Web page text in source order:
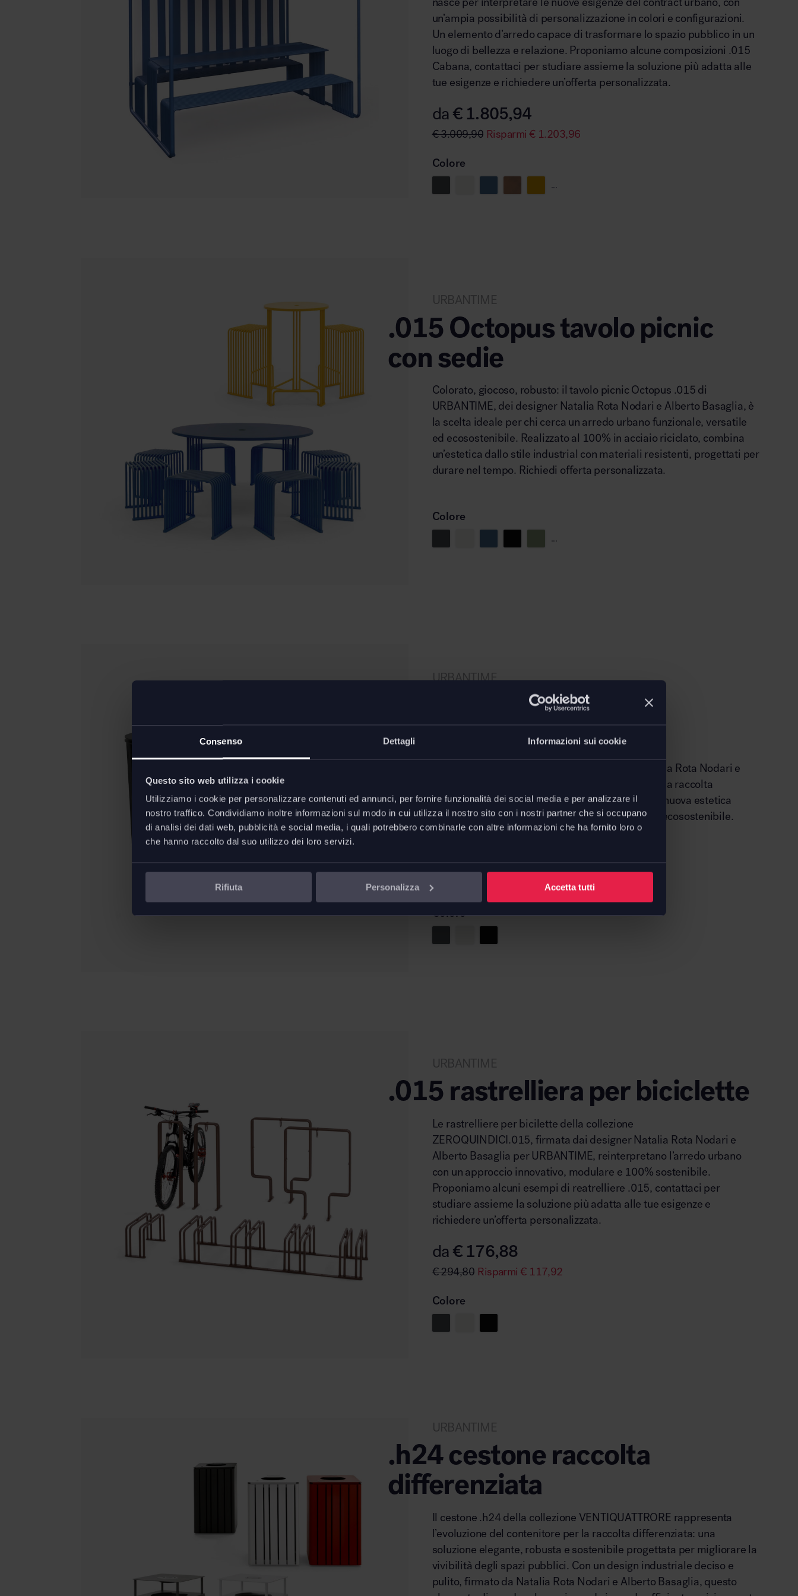
Consenso Dettagli Informazioni sui cookie
Questo sito web utilizza i cookie
Utilizziamo i cookie per personalizzare contenuti ed annunci, per fornire funzionalità dei social media e per analizzare il
nostro traffico. Condividiamo inoltre informazioni sul modo in cui utilizza il nostro sito con i nostri partner che si occupano
di analisi dei dati web, pubblicità e social media, i quali potrebbero combinarle con altre informazioni che ha fornito loro o
che hanno raccolto dal suo utilizzo dei loro servizi.
Rifiuta Personalizza Accetta tutti
un’ampia possibilità di personalizzazione in colori e configurazioni.
Un elemento d’arredo capace di trasformare lo spazio pubblico in un
luogo di bellezza e relazione. Proponiamo alcune composizioni .015
Cabana, contattaci per studiare assieme la soluzione più adatta alle
tue esigenze e richiedere un’offerta personalizzata.
da € 1.805,94
€3.009,90 Risparmi€ 1.203,96
Colore
...
URBANTIME
.015 Octopus tavolo picnic
con sedie
Colorato, giocoso, robusto: il tavolo picnic Octopus .015 di
URBANTIME, dei designer Natalia Rota Nodari e Alberto Basaglia, è
la scelta ideale per chi cerca un arredo urbano funzionale, versatile
ed ecosostenibile. Realizzato al 100% in acciaio riciclato, combina
un’estetica dallo stile industrial con materiali resistenti, progettati per
durare nel tempo. Richiedi offerta personalizzata.
Colore
...
URBANTIME
.015 cestone raccolta
differenziata
Nato dalla visione progettuale dei designer Natalia Rota Nodari e
Alberto Basaglia per URBANTIME, il cestone per la raccolta
differenziata .015 è l’espressione perfetta di una nuova estetica
urbana: industriale, funzionale e profondamente ecosostenibile.
Richiedi offerta personalizzata.
da€877,20
€ 584,80
Colore
URBANTIME
.015 rastrelliera per biciclette
Le rastrelliere per bicilette della collezione
ZEROQUINDICI.015, firmata dai designer Natalia Rota Nodari e
Alberto Basaglia per URBANTIME, reinterpretano l’arredo urbano
con un approccio innovativo, modulare e 100% sostenibile.
Proponiamo alcuni esempi di reatrelliere .015, contattaci per
studiare assieme la soluzione più adatta alle tue esigenze e
richiedere un’offerta personalizzata.
da € 176,88
€294,80 Risparmi€ 117,92
Colore
URBANTIME
.h24 cestone raccolta
differenziata
Il cestone .h24 della collezione VENTIQUATTRORE rappresenta
l’evoluzione del contenitore per la raccolta differenziata: una
soluzione elegante, robusta e sostenibile progettata per migliorare la
vivibilità degli spazi pubblici. Con un design industriale deciso e
pulito, firmato da Natalia Rota Nodari e Alberto Basaglia, questo